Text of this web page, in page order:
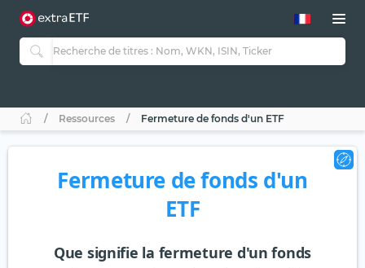
Ressources Fermeture de fonds d'un ETF
Fermeture de fonds d'un
ETF
Que signifie la fermeture d'un fonds